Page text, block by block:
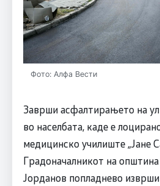
Фото: Алфа Вести
Заврши асфалтирањето на
во населбата, каде е
медицинско училиште „Јане
Градоначалникот на
Јорданов попладнево